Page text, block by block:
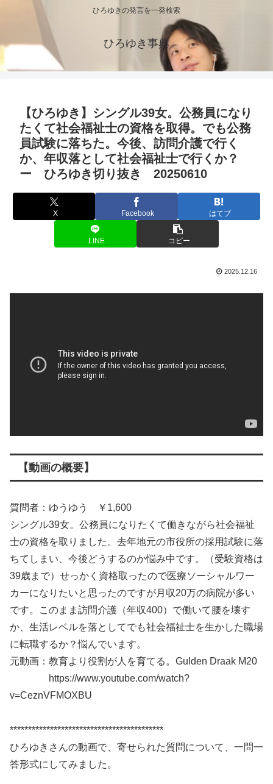
ひろゆきの発言を一発検索
ひろゆき事典
【ひろゆき】シングル39女。公務員になり
たくて社会福祉士の資格を取得。でも公務
員試験に落ちた。今後、訪問介護で行く
か、年収落として社会福祉士で行くか？
ー ひろゆき切り抜き 20250610
X Facebook はてブ
LINE コピー
2025.12.16
【動画の概要】
質問者：ゆうゆう ￥1,600
シングル39女。公務員になりたくて働きながら社会福祉
士の資格を取りました。去年地元の市役所の採用試験に落
ちてしまい、今後どうするのか悩み中です。（受験資格は
39歳まで）せっかく資格取ったので医療ソーシャルワー
カーになりたいと思ったのですが月収20万の病院が多い
です。このまま訪問介護（年収400）で働いて腰を壊す
か、生活レベルを落としてでも社会福祉士を生かした職場
に転職するか？悩んでいます。
元動画：教育より役割が人を育てる。Gulden Draak M20
https://www.youtube.com/watch?
v=CeznVFMOXBU
******************************************
ひろゆきさんの動画で、寄せられた質問について、一問一
答形式にしてみました。